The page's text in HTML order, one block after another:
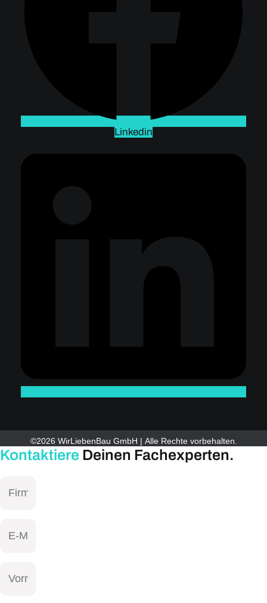
Linkedin
©2026 WirLiebenBau GmbH | Alle Rechte vorbehalten.
Kontaktiere Deinen Fachexperten.